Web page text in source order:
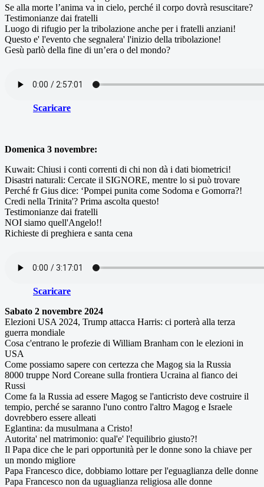
Se alla morte l’anima va in cielo, perché il corpo dovrà resuscitare?
Testimonianze dai fratelli
Luogo di rifugio per la tribolazione anche per i fratelli anziani!
Questo e' l'evento che segnalera' l'inizio della tribolazione!
Gesù parlò della fine di un’era o del mondo?
Scaricare
Domenica 3 novembre:
Kuwait: Chiusi i conti correnti di chi non dà i dati biometrici!
Disastri naturali: Cercate il SIGNORE, mentre lo si può trovare
Perché fr Gius dice: ‘Pompei punita come Sodoma e Gomorra?!
Credi nella Trinita'? Prima ascolta questo!
Testimonianze dai fratelli
NOI siamo quell'Angelo!!
Richieste di preghiera e santa cena
Scaricare
Sabato 2 novembre 2024
Elezioni USA 2024, Trump attacca Harris: ci porterà alla terza
guerra mondiale
Cosa c'entrano le profezie di William Branham con le elezioni in
USA
Come possiamo sapere con certezza che Magog sia la Russia
8000 truppe Nord Coreane sulla frontiera Ucraina al fianco dei
Russi
Come fa la Russia ad essere Magog se l'anticristo deve costruire il
tempio, perché se saranno l'uno contro l'altro Magog e Israele
dovrebbero essere alleati
Eglantina: da musulmana a Cristo!
Autorita' nel matrimonio: qual'e' l'equilibrio giusto?!
Il Papa dice che le pari opportunità per le donne sono la chiave per
un mondo migliore
Papa Francesco dice, dobbiamo lottare per l'eguaglianza delle donne
Papa Francesco non da uguaglianza religiosa alle donne